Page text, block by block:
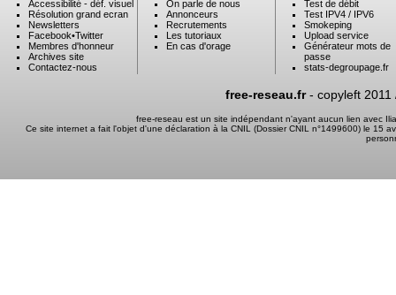
Accessibilité - déf. visuel
Résolution grand ecran
Newsletters
Facebook•Twitter
Membres d'honneur
Archives site
Contactez-nous
On parle de nous
Annonceurs
Recrutements
Les tutoriaux
En cas d'orage
Test de débit
Test IPV4 / IPV6
Smokeping
Upload service
Générateur mots de
passe
stats-degroupage.fr
free-reseau.fr- copyleft 2011
free-reseau est un site indépendant n'ayant aucun lien avec
Ce site internet a fait l'objet d'une déclaration à la CNIL (Dossier CNIL n°1499600) le 15